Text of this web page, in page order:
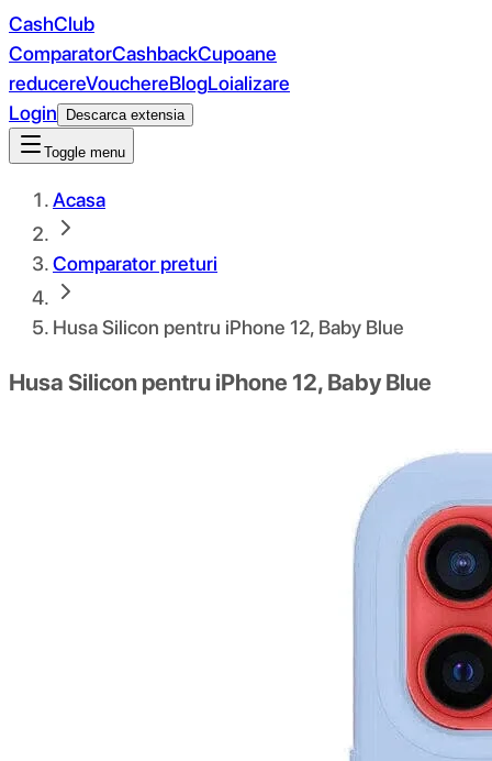
CashClub
ComparatorCashbackCupoane
reducereVouchereBlogLoializare
Login
Descarca extensia
Toggle menu
Acasa
Comparator preturi
Husa Silicon pentru iPhone 12, Baby Blue
Husa Silicon pentru iPhone 12, Baby Blue